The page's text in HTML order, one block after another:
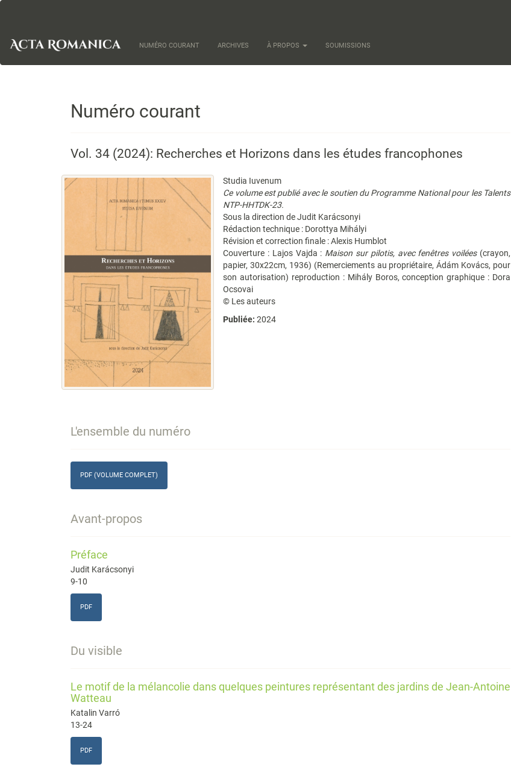
principal
latérale
NUMÉRO COURANT ARCHIVES À PROPOS SOUMISSIONS
Numéro courant
Vol. 34 (2024): Recherches et Horizons dans les études francophones
Studia Iuvenum
Ce volume est publié avec le soutien du Programme National pour les Talents
NTP-HHTDK-23.
Sous la direction de Judit Karácsonyi
Rédaction technique : Dorottya Mihályi
Révision et correction finale : Alexis Humblot
Couverture : Lajos Vajda : Maison sur pilotis, avec fenêtres voilées(crayon,
papier, 30x22cm, 1936) (Remerciements au propriétaire, Ádám Kovács, pour
son autorisation) reproduction : Mihály Boros, conception graphique : Dora
Ocsovai
© Les auteurs
Publiée:2024
L'ensemble du numéro
PDF (VOLUME COMPLET)
Avant-propos
Préface
Judit Karácsonyi
9-10
PDF
Du visible
Le motif de la mélancolie dans quelques peintures représentant des jardins de Jean-Antoine
Watteau
Katalin Varró
13-24
PDF